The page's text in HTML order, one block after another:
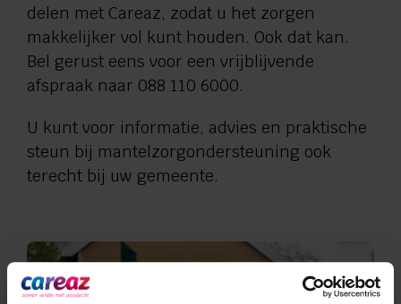
delen met Careaz, zodat u het zorgen
makkelijker vol kunt houden. Ook dat kan.
Bel gerust eens voor een vrijblijvende
afspraak naar 088 110 6000.
U kunt voor informatie, advies en praktische
steun bij mantelzorgondersteuning ook
terecht bij uw gemeente.